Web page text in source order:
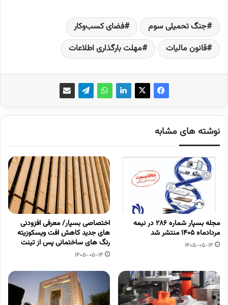
جنگ تحمیلی سوم
فضای کسب‌وکار
قانون مالیات
مهلت بارگذاری اطلاعات
نوشته های مشابه
مجله بسپار شماره 286 در نیمه
مردادماه 1405 منتشر شد
1405-05-14
اختصاصی بسپار/ معرفی افزودنی
های جدید کاهش افت ویسکوزیته
رنگ های ساختمانی پس از تینت
1405-05-14